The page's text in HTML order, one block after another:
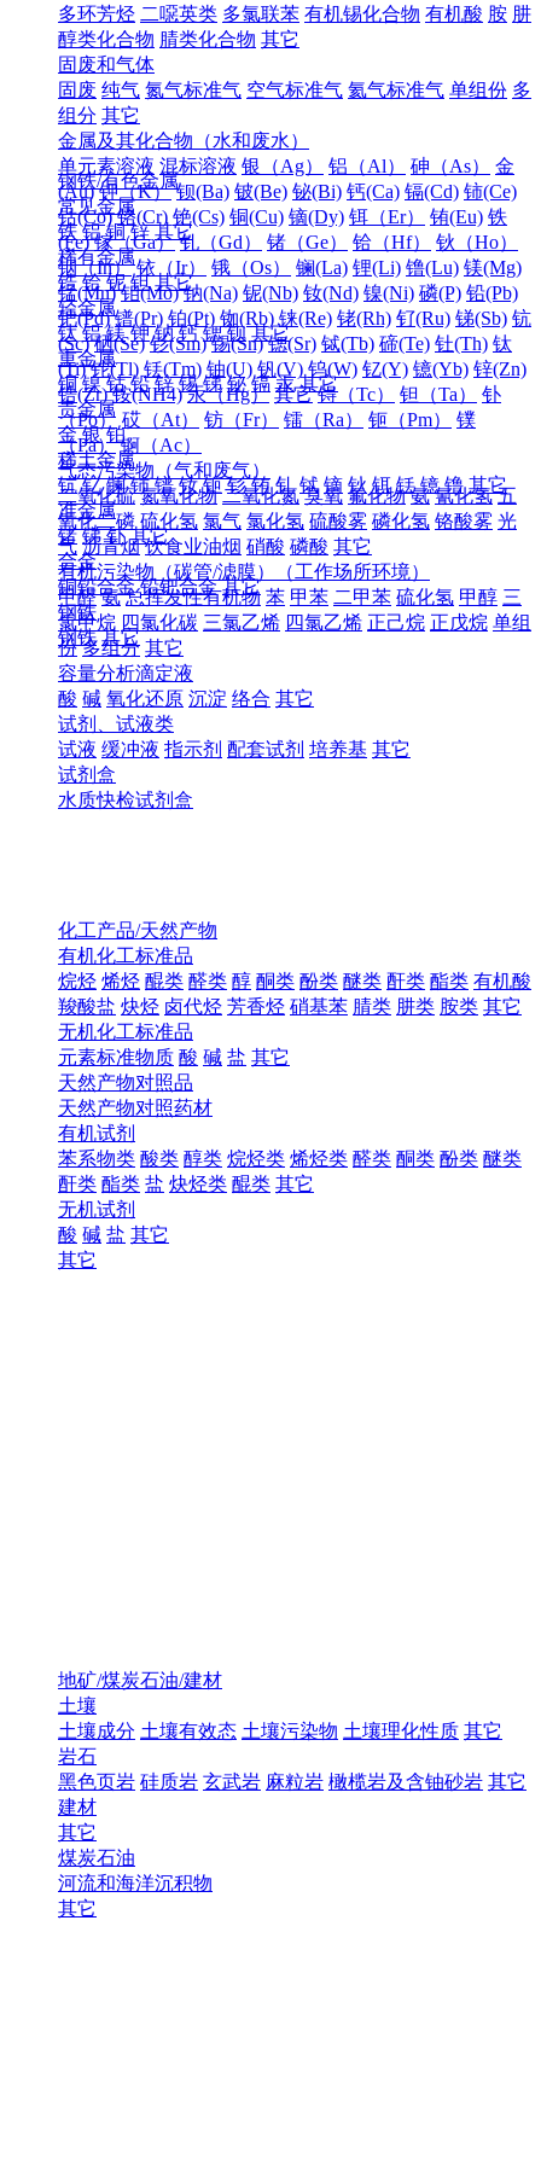
多环芳烃 二噁英类 多氯联苯 有机锡化合物 有机酸 胺 肼
醇类化合物 腈类化合物 其它
固废和气体
固废 纯气 氮气标准气 空气标准气 氦气标准气 单组份 多
组分 其它
金属及其化合物（水和废水）
单元素溶液 混标溶液 银（Ag） 铝（Al） 砷（As）
金
(Au) 钾（K） 钡(Ba) 铍(Be) 铋(Bi) 钙(Ca) 镉(Cd) 铈(Ce)
钴(Co) 铬(Cr) 铯(Cs) 铜(Cu) 镝(Dy) 铒（Er） 铕(Eu) 铁
(Fe) 镓（Ga） 钆（Gd） 锗（Ge） 铪（Hf）
钬（Ho）
铟（In） 铱（Ir） 锇（Os） 镧(La) 锂(Li) 镥(Lu) 镁(Mg)
锰(Mn) 钼(Mo) 钠(Na) 铌(Nb) 钕(Nd) 镍(Ni) 磷(P) 铅(Pb)
钯(Pd) 镨(Pr) 铂(Pt) 铷(Rb) 铼(Re) 铑(Rh) 钌(Ru) 锑(Sb) 钪
(Sc) 硒(Se) 钐(Sm) 锡(Sn) 锶(Sr) 铽(Tb) 碲(Te) 钍(Th) 钛
(Ti) 铊(Tl) 铥(Tm) 铀(U) 钒(V) 钨(W) 钇(Y) 镱(Yb) 锌(Zn)
锆(Zr) 铵(NH4) 汞（Hg） 其它 锝（Tc） 钽（Ta）
钋
（Po） 砹（At） 钫（Fr） 镭（Ra） 钷（Pm）
镤
（Pa） 锕（Ac）
气态污染物（气和废气）
二氧化硫 氮氧化物 二氧化氮 臭氧 氟化物 氨 氰化氢 五
氧化二磷 硫化氢 氯气 氯化氢 硫酸雾 磷化氢 铬酸雾 光
气 沥青烟 饮食业油烟 硝酸 磷酸 其它
有机污染物（碳管/滤膜）（工作场所环境）
甲醛 氨 总挥发性有机物 苯 甲苯 二甲苯 硫化氢 甲醇 三
氯甲烷 四氯化碳 三氯乙烯 四氯乙烯 正己烷 正戊烷 单组
份 多组分 其它
容量分析滴定液
酸 碱 氧化还原 沉淀 络合 其它
试剂、试液类
试液 缓冲液 指示剂 配套试剂 培养基 其它
试剂盒
水质快检试剂盒
钢铁/有色金属
常见金属
铁 铝 铜 锌 其它
稀有金属
锆 铪 铌 钽 其它
轻金属
钛 铝 镁 钾 钠 钙 锶 钡 其它
重金属
铜 镍 钴 铅 锌 锡 锑 铋 镉 汞 其它
贵金属
金 银 铂
稀土金属
钪 钇 镧 铈 镨 钕 钷 钐 铕 钆 铽 镝 钬 铒 铥 镱 镥 其它
准金属
锗 锑 钋 其它
合金
铜铅合金 铅钯合金 其它
钢铁
钢铁 其它
化工产品/天然产物
有机化工标准品
烷烃 烯烃 醌类 醛类 醇 酮类 酚类 醚类 酐类 酯类 有机酸
羧酸盐 炔烃 卤代烃 芳香烃 硝基苯 腈类 肼类 胺类 其它
无机化工标准品
元素标准物质 酸 碱 盐 其它
天然产物对照品
天然产物对照药材
有机试剂
苯系物类 酸类 醇类 烷烃类 烯烃类 醛类 酮类 酚类 醚类
酐类 酯类 盐 炔烃类 醌类 其它
无机试剂
酸 碱 盐 其它
其它
地矿/煤炭石油/建材
土壤
土壤成分 土壤有效态 土壤污染物 土壤理化性质 其它
岩石
黑色页岩 硅质岩 玄武岩 麻粒岩 橄榄岩及含铀砂岩 其它
建材
其它
煤炭石油
河流和海洋沉积物
其它